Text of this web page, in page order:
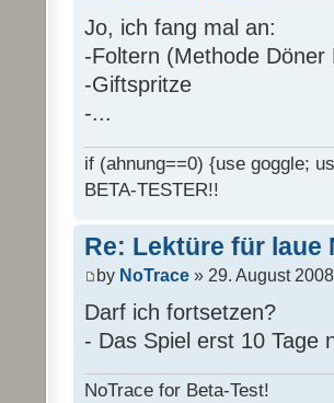
Jo, ich fang mal an:
-Foltern (Methode
-Giftspritze
-...
if (ahnung==0) {use goggle;
BETA-TESTER!!
Re: Lektüre für laue
by NoTrace » 29. August
Darf ich fortsetzen?
- Das Spiel erst 10 Tage
NoTrace for Beta-Test!